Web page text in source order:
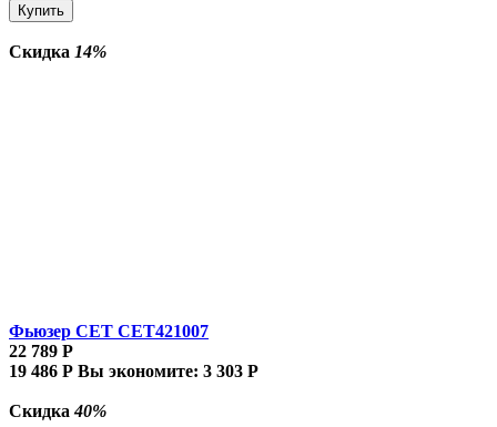
Купить
Скидка 14%
Фьюзер CET CET421007
22 789 Р
19 486 Р Вы экономите: 3 303 Р
Скидка40%